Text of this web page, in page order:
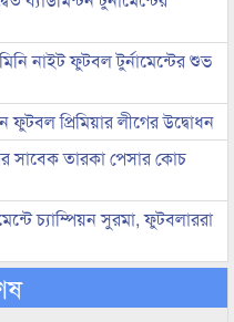
নাইট ফুটবল টুর্নামেন্টের শুভ
ফুটবল প্রিমিয়ার লীগের উদ্বোধন
সাবেক তারকা পেসার কোচ
চ্যাম্পিয়ন সুরমা, ফুটবলাররা